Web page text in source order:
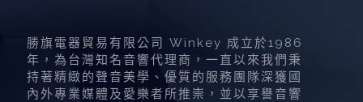
勝旗電器貿易有限公司 Winkey 成立於1986
年，為台灣知名音響代理商，一直以來我們秉
持著精緻的聲音美學、優質的服務團隊深獲國
內外專業媒體及愛樂者所推崇，並以享譽音響